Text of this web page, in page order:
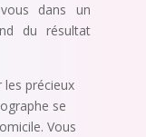
dans un
du résultat
les précieux
se
Vous